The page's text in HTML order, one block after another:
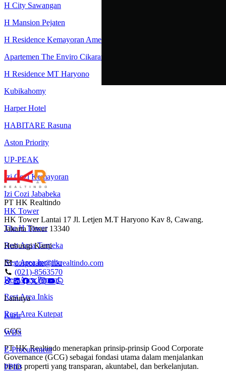
H City Sawangan
H Mansion Pejaten
H Residence Kemayoran Amethyst Tower
Apartemen The Enviro Cikarang
H Residence MT Haryono
Kubikahomy
Harper Hotel
HABITARE Rasuna
Aston Priority
UP-PEAK
Izi Cozi Kemayoran
Izi Cozi Jababeka
HK Tower
The H Tower
Rest Area Terpeka
Rest Area Inprabu
Rest Area Permai
Rest Area Inkis
Rest Area Kutepat
GCG
PT HK Realtindo menerapkan prinsip-prinsip Good Corporate
Governance (GCG) sebagai fondasi utama dalam menjalankan
bisnis properti yang transparan, akuntabel, dan berkelanjutan.
PT HK Realtindo
HK Tower Lantai 17 Jl. Letjen M.T Haryono Kav 8, Cawang.
Jakarta Timur 13340
Hubungi Kami
corporate@hkrealtindo.com
(021)-8563570
Lainnya
Karir
WBS
E-Procurement
PPID